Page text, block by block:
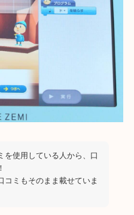
を使用している人から、口
コミもそのまま載せていま